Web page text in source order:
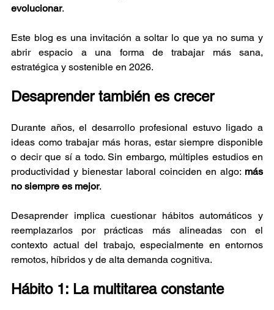
evolucionar.
Este blog es una invitación a soltar lo que ya no suma y
abrir espacio a una forma de trabajar más sana,
estratégica y sostenible en 2026.
Desaprender también es crecer
Durante años, el desarrollo profesional estuvo ligado a
ideas como trabajar más horas, estar siempre disponible
o decir que sí a todo. Sin embargo, múltiples estudios en
productividad y bienestar laboral coinciden en algo: más
no siempre es mejor.
Desaprender implica cuestionar hábitos automáticos y
reemplazarlos por prácticas más alineadas con el
contexto actual del trabajo, especialmente en entornos
remotos, híbridos y de alta demanda cognitiva.
Hábito 1: La multitarea constante